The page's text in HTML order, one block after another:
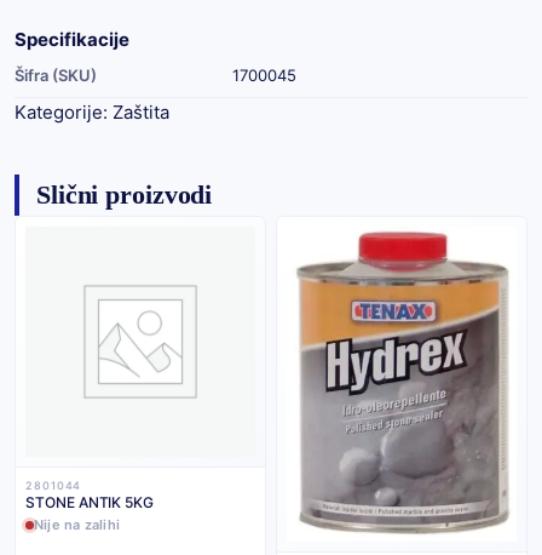
Specifikacije
Šifra (SKU) 1700045
Kategorije: Zaštita
Slični proizvodi
2801044
STONE ANTIK 5KG
Nije na zalihi